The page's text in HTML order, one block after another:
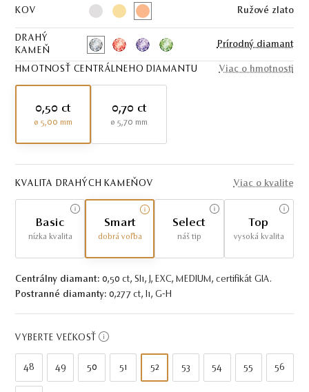
KOV Ružové zlato
DRAHÝ
KAMEŇ
Prírodný diamant
HMOTNOSŤ CENTRÁLNEHO DIAMANTU Viac o hmotnosti
0,50 ct
ø 5,00 mm
0,70 ct
ø 5,70 mm
KVALITA DRAHÝCH KAMEŇOV Viac o kvalite
Basic
nízka kvalita
Smart
dobrá voľba
Select
náš tip
Top
vysoká kvalita
Centrálny diamant: 0,50 ct, SI1, J, EXC, MEDIUM, certifikát GIA.
Postranné diamanty: 0,277 ct, I1, G-H
VYBERTE VEĽKOSŤ
48 49 50 51 52 53 54 55 56